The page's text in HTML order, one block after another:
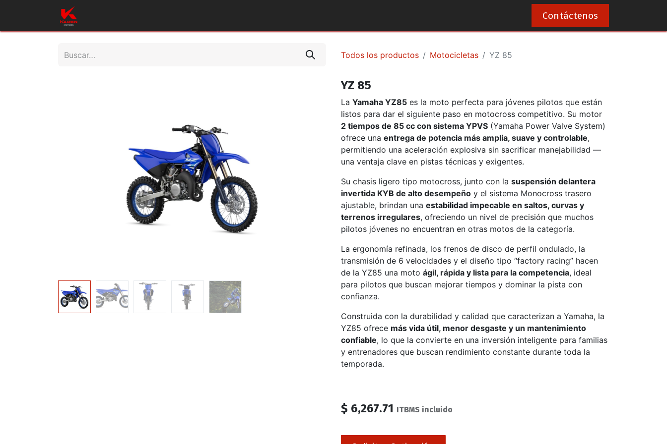
Contáctenos
Todos los productos Motocicletas YZ 85
YZ 85
La Yamaha YZ85 es la moto perfecta para jóvenes pilotos que están
listos para dar el siguiente paso en motocross competitivo. Su motor
2 tiempos de 85 cc con sistema YPVS (Yamaha Power Valve System)
ofrece una entrega de potencia más amplia, suave y controlable,
permitiendo una aceleración explosiva sin sacrificar manejabilidad —
una ventaja clave en pistas técnicas y exigentes.
Su chasis ligero tipo motocross, junto con la suspensión delantera
invertida KYB de alto desempeño y el sistema Monocross trasero
ajustable, brindan una estabilidad impecable en saltos, curvas y
terrenos irregulares, ofreciendo un nivel de precisión que muchos
pilotos jóvenes no encuentran en otras motos de la categoría.
La ergonomía refinada, los frenos de disco de perfil ondulado, la
transmisión de 6 velocidades y el diseño tipo “factory racing” hacen
de la YZ85 una moto ágil, rápida y lista para la competencia, ideal
para pilotos que buscan mejorar tiempos y dominar la pista con
confianza.
Construida con la durabilidad y calidad que caracterizan a Yamaha, la
YZ85 ofrece más vida útil, menor desgaste y un mantenimiento
confiable, lo que la convierte en una inversión inteligente para familias
y entrenadores que buscan rendimiento constante durante toda la
temporada.
$ 6,267.71 ITBMS incluido